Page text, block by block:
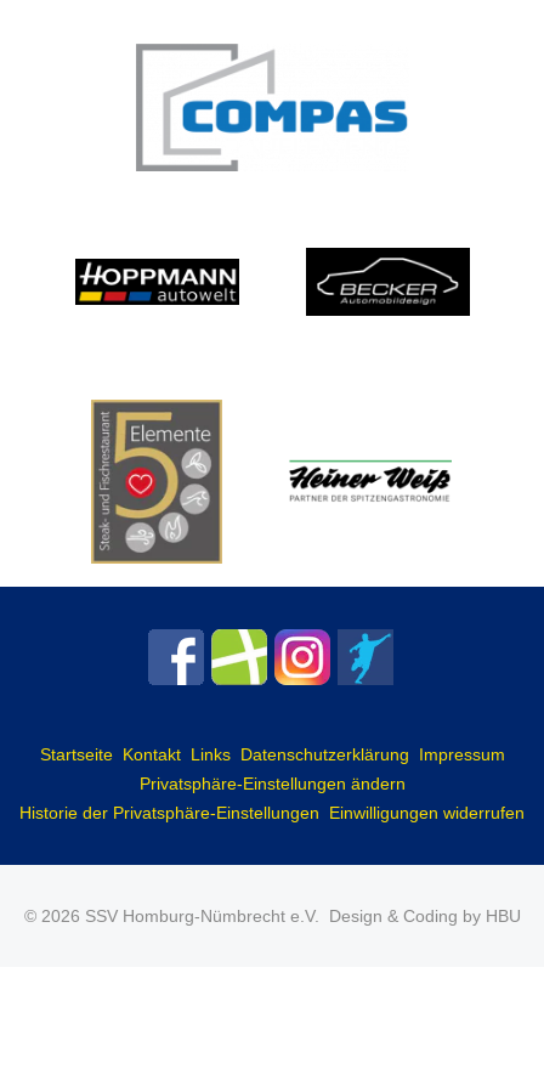
Startseite Kontakt Links Datenschutzerklärung
Impressum
Privatsphäre-Einstellungen ändern
Historie der Privatsphäre-Einstellungen
Einwilligungen widerrufen
© 2026 SSV Homburg-Nümbrecht e.V. Design & Coding by HBU